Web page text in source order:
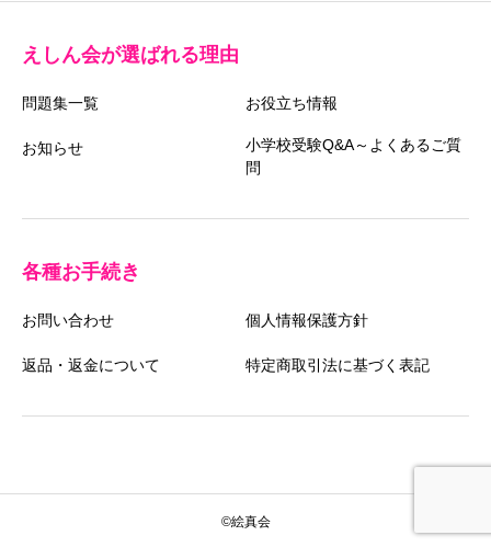
えしん会が選ばれる理由
問題集一覧 お役立ち情報
お知らせ
小学校受験Q&A～よくあるご質
問
各種お手続き
お問い合わせ 個人情報保護方針
返品・返金について 特定商取引法に基づく表記
©絵真会